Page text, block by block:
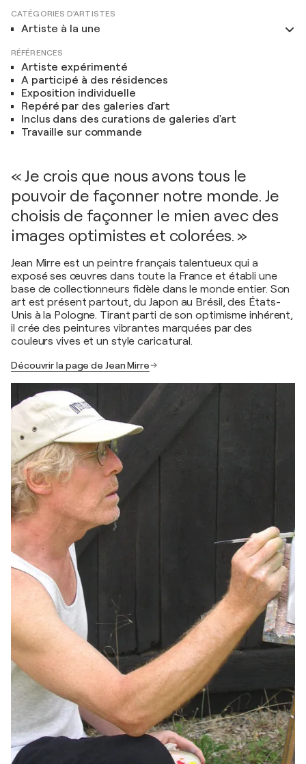
CATÉGORIES D'ARTISTES
Artiste à la une
RÉFÉRENCES
Artiste expérimenté
A participé à des résidences
Exposition individuelle
Repéré par des galeries d'art
Inclus dans des curations de galeries d'art
Travaille sur commande
« Je crois que nous avons tous le
pouvoir de façonner notre monde. Je
choisis de façonner le mien avec des
images optimistes et colorées. »
Jean Mirre est un peintre français talentueux qui a
exposé ses œuvres dans toute la France et établi une
base de collectionneurs fidèle dans le monde entier. Son
art est présent partout, du Japon au Brésil, des États-
Unis à la Pologne. Tirant parti de son optimisme inhérent,
il crée des peintures vibrantes marquées par des
couleurs vives et un style caricatural.
Découvrir la page de Jean Mirre